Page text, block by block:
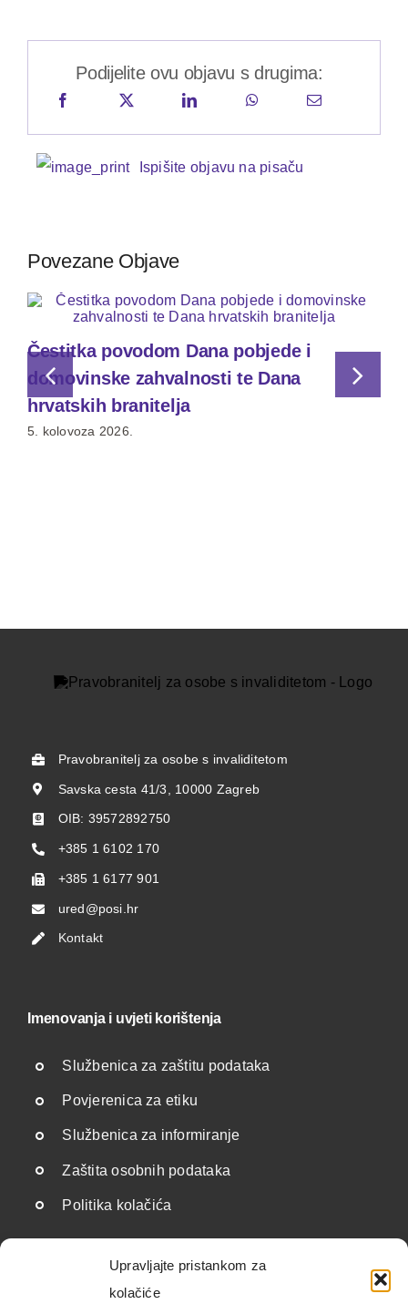
Upravljajte pristankom za
kolačiće
Podijelite ovu objavu s drugima:
Ispišite objavu na pisaču
Povezane Objave
Čestitka povodom Dana pobjede i
domovinske zahvalnosti te Dana
hrvatskih branitelja
5. kolovoza 2026.
Pravobranitelj za osobe s invaliditetom
Savska cesta 41/3, 10000 Zagreb
OIB: 39572892750
+385 1 6102 170
+385 1 6177 901
ured@posi.hr
Kontakt
Imenovanja i uvjeti korištenja
Službenica za zaštitu podataka
Povjerenica za etiku
Službenica za informiranje
Zaštita osobnih podataka
Politika kolačića
Korisne poveznice